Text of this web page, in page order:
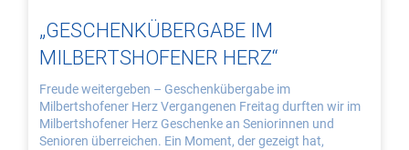
„GESCHENKÜBERGABE IM
MILBERTSHOFENER HERZ“
Freude weitergeben – Geschenkübergabe im
Milbertshofener Herz Vergangenen Freitag durften wir im
Milbertshofener Herz Geschenke an Seniorinnen und
Senioren überreichen. Ein Moment, der gezeigt hat,